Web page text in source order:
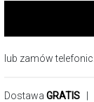
lub zamów
Dostawa GRATIS |